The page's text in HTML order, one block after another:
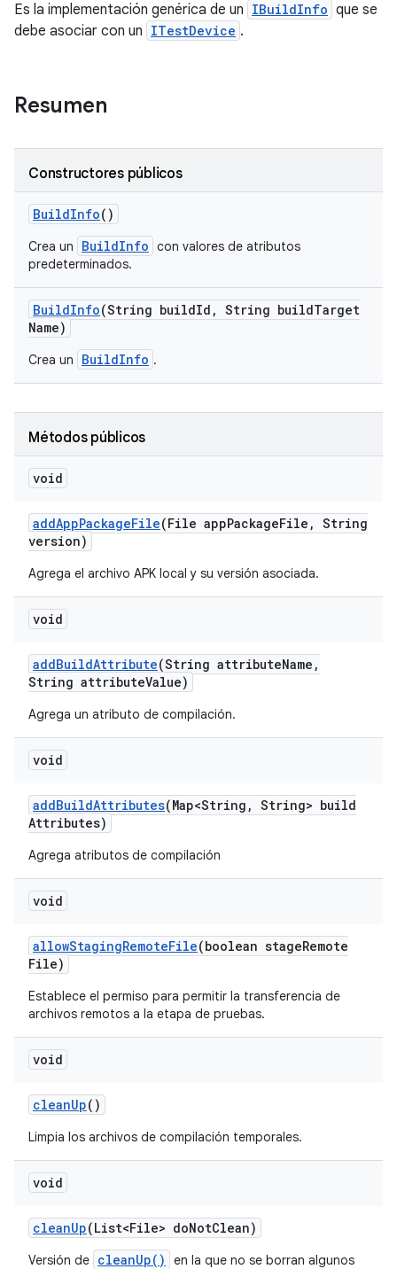
Es la implementación genérica de un IBuildInfo que se
debe asociar con un ITestDevice .
Resumen
Constructores públicos
BuildInfo()
Crea un BuildInfo con valores de atributos
predeterminados.
BuildInfo(String buildId , String buildTarget
Name)
Crea un BuildInfo .
Métodos públicos
void
addAppPackageFile(File appPackageFile , String
version)
Agrega el archivo APK local y su versión asociada.
void
addBuildAttribute(String attributeName ,
String attributeValue)
Agrega un atributo de compilación.
void
addBuildAttributes(Map<String , String> build
Attributes)
Agrega atributos de compilación
void
allowStagingRemoteFile(boolean stageRemote
File)
Establece el permiso para permitir la transferencia de
archivos remotos a la etapa de pruebas.
void
cleanUp()
Limpia los archivos de compilación temporales.
void
cleanUp(List<File> doNotClean)
Versión de cleanUp()
en la que no se borran algunos